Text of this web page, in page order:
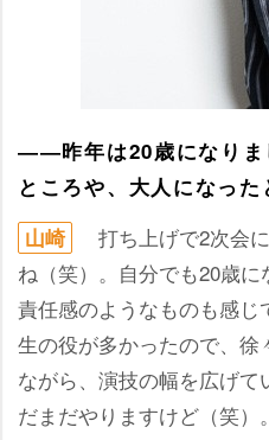
――昨年は20歳になりま
ところや、大人になった
山崎
打ち上げで2次会
ね（笑）。自分でも20歳に
責任感のようなものも感
生の役が多かったので、徐
ながら、演技の幅を広げて
だまだやりますけど（笑）。